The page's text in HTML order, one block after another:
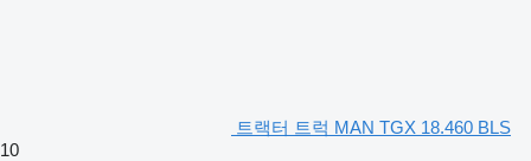
트랙터 트럭 MAN TGX 18.460 BLS
10